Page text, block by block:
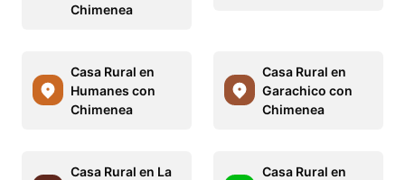
Chimenea
Casa Rural en
Humanes con
Chimenea
Casa Rural en
Garachico con
Chimenea
Casa Rural en La
Casa Rural en